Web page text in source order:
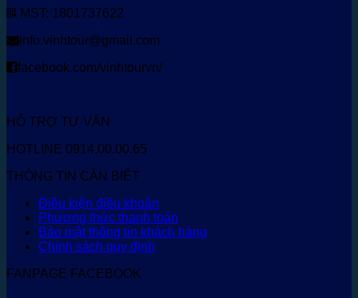
MST: 1801737622
info.vinhtour@gmail.com
facebook.com/vinhtourvn/
HỖ TRỢ TƯ VẤN
HOTLINE 0914.00.00.65
THÔNG TIN CẦN BIẾT
Điều kiện điều khoản
Phương thức thanh toán
Bảo mật thông tin khách hàng
Chính sách quy định
FANPAGE FACEBOOK